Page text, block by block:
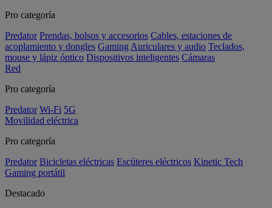
Pro categoría
Predator Prendas, bolsos y accesorios Cables, estaciones de
acoplamiento y dongles Gaming Auriculares y audio Teclados,
mouse y lápiz óptico Dispositivos inteligentes Cámaras
Red
Pro categoría
Predator Wi-Fi 5G
Movilidad eléctrica
Pro categoría
Predator Bicicletas eléctricas Escúteres eléctricos Kinetic Tech
Gaming portátil
Destacado